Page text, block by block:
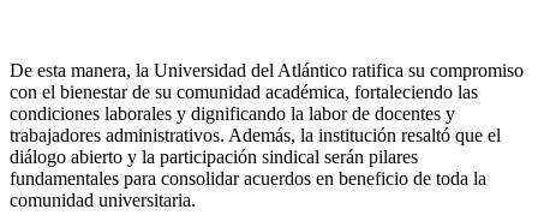
De esta manera, la Universidad del Atlántico ratifica su compromiso
con el bienestar de su comunidad académica, fortaleciendo las
condiciones laborales y dignificando la labor de docentes y
trabajadores administrativos. Además, la institución resaltó que el
diálogo abierto y la participación sindical serán pilares
fundamentales para consolidar acuerdos en beneficio de toda la
comunidad universitaria.